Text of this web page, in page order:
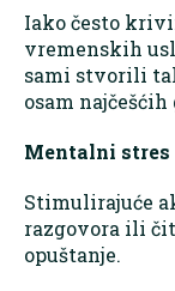
Iako često
vremenskih
sami stvorili
osam
Mentalni
Stimulirajuće
razgovora ili
opuštanje.